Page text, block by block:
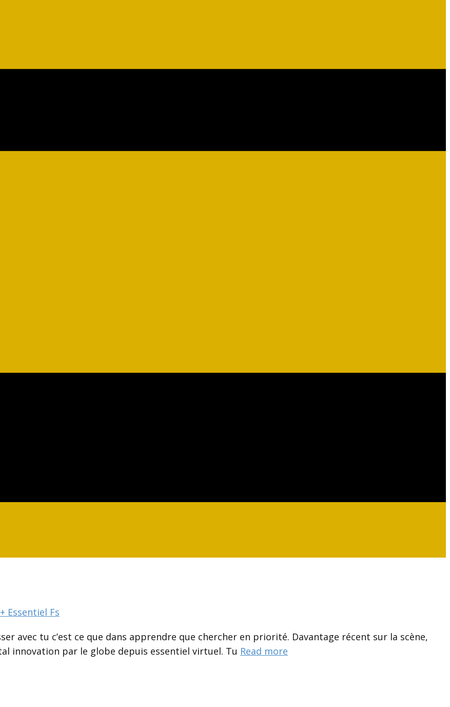
Essentiel Fs
avec tu c’est ce que dans apprendre que chercher en priorité. Davantage récent sur la scène,
innovation par le globe depuis essentiel virtuel. Tu Read more